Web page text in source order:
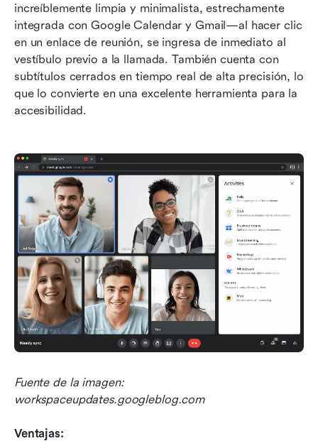
increíblemente limpia y minimalista, estrechamente
integrada con Google Calendar y Gmail—al hacer clic
en un enlace de reunión, se ingresa de inmediato al
vestíbulo previo a la llamada. También cuenta con
subtítulos cerrados en tiempo real de alta precisión, lo
que lo convierte en una excelente herramienta para la
accesibilidad.
Fuente de la imagen:
workspaceupdates.googleblog.com
Ventajas: